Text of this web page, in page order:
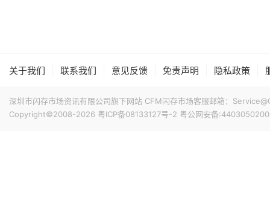
关于我们 联系我们 意见反馈 免责声明 隐私政策
深圳市闪存市场资讯有限公司旗下网站 CFM闪存市场客服邮箱：
Copyright©2008-2026 粤ICP备08133127号-2 粤公网安备